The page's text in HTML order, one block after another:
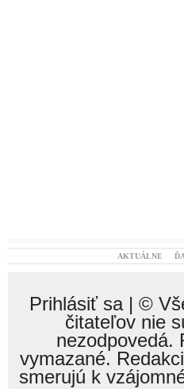
AKTUÁLNE
Prihlásiť sa| ©
čitateľov nie
nezodpovedá.
vymazané.
smerujú k